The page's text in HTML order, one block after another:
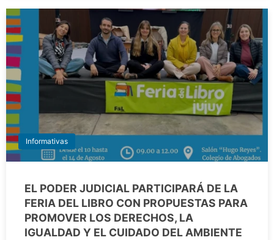
Informativas
EL PODER JUDICIAL PARTICIPARÁ DE LA
FERIA DEL LIBRO CON PROPUESTAS PARA
PROMOVER LOS DERECHOS, LA
IGUALDAD Y EL CUIDADO DEL AMBIENTE